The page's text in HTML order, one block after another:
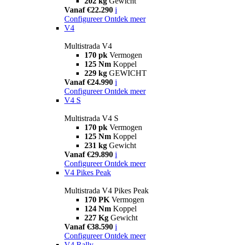
Vanaf €22.290 i
Configureer Ontdek meer
V4
Multistrada V4
170 pk Vermogen
125 Nm Koppel
229 kg GEWICHT
Vanaf €24.990 i
Configureer Ontdek meer
V4 S
Multistrada V4 S
170 pk Vermogen
125 Nm Koppel
231 kg Gewicht
Vanaf €29.890 i
Configureer Ontdek meer
V4 Pikes Peak
Multistrada V4 Pikes Peak
170 PK Vermogen
124 Nm Koppel
227 Kg Gewicht
Vanaf €38.590 i
Configureer Ontdek meer